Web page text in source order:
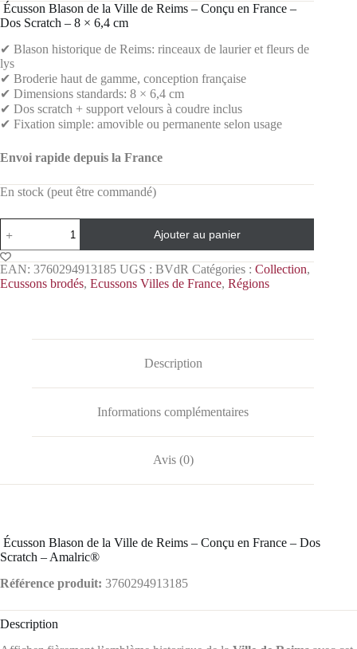
️ Écusson Blason de la Ville de Reims – Conçu en France –
Dos Scratch – 8 × 6,4 cm
✔ Blason historique de Reims: rinceaux de laurier et fleurs de
lys
✔ Broderie haut de gamme, conception française
✔ Dimensions standards: 8 × 6,4 cm
✔ Dos scratch + support velours à coudre inclus
✔ Fixation simple: amovible ou permanente selon usage
Envoi rapide depuis la France
En stock (peut être commandé)
Ajouter au panier
EAN: 3760294913185 UGS : BVdR Catégories : Collection,
Ecussons brodés, Ecussons Villes de France, Régions
Description
Informations complémentaires
Avis (0)
️ Écusson Blason de la Ville de Reims – Conçu en France – Dos
Scratch – Amalric®
Référence produit: 3760294913185
Description